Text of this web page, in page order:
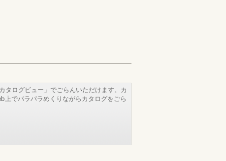
タログビュー」でごらんいただけます。カ
上でパラパラめくりながらカタログをごら